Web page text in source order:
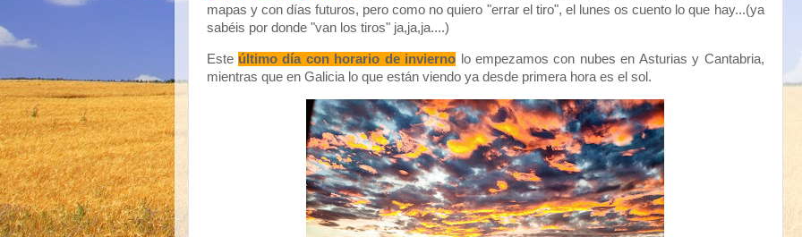
mapas y con días futuros, pero como no quiero "errar el tiro", el lunes os cuento lo que hay...(ya
sabéis por donde "van los tiros" ja,ja,ja....)
Este último día con horario de invierno lo empezamos con nubes en Asturias y Cantabria,
mientras que en Galicia lo que están viendo ya desde primera hora es el sol.